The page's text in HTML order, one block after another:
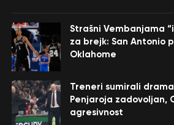
Strašni Vembanjama
za brejk: San Antonio
Oklahome
Treneri sumirali
Penjaroja zadovoljan,
agresivnost